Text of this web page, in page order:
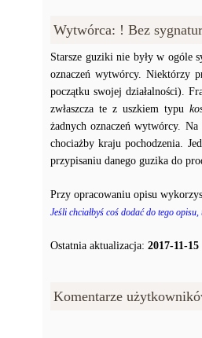
Wytwórca: ! Bez
Starsze guziki nie były w ogóle
oznaczeń wytwórcy. Niektórzy
początku swojej działalności).
zwłaszcza te z uszkiem typu
żadnych oznaczeń wytwórcy.
chociażby kraju pochodzenia.
przypisaniu danego guzika do
Przy opracowaniu opisu
Jeśli chciałbyś coś dodać do tego
Ostatnia aktualizacja: 2017-11-15
Komentarze